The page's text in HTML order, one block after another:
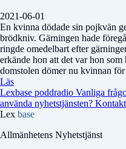
2021-06-01
En kvinna dödade sin pojkvän
brödkniv. Gärningen hade
ringde omedelbart efter
erkände hon att det var hon
domstolen dömer nu kvinnan
Läs
Lexbase poddradio Vanliga
använda nyhetstjänsten?
Lex base
Allmänhetens Nyhetstjänst